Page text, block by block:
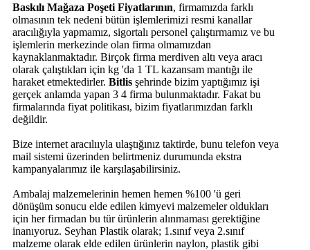
Baskılı Mağaza Poşeti Fiyatlarının, firmamızda farklı
olmasının tek nedeni bütün işlemlerimizi resmi kanallar
aracılığıyla yapmamız, sigortalı personel çalıştırmamız ve bu
işlemlerin merkezinde olan firma olmamızdan
kaynaklanmaktadır. Birçok firma merdiven altı veya aracı
olarak çalıştıkları için kg 'da 1 TL kazansam mantığı ile
haraket etmektedirler. Bitlis şehrinde bizim yaptığımız işi
gerçek anlamda yapan 3 4 firma bulunmaktadır. Fakat bu
firmalarında fiyat politikası, bizim fiyatlarımızdan farklı
değildir.
Bize internet aracılııyla ulaştığınız taktirde, bunu telefon veya
mail sistemi üzerinden belirtmeniz durumunda ekstra
kampanyalarımız ile karşılaşabilirsiniz.
Ambalaj malzemelerinin hemen hemen %100 'ü geri
dönüşüm sonucu elde edilen kimyevi malzemeler oldukları
için her firmadan bu tür ürünlerin alınmaması gerektiğine
inanıyoruz. Seyhan Plastik olarak; 1.sınıf veya 2.sınıf
malzeme olarak elde edilen ürünlerin naylon, plastik gibi